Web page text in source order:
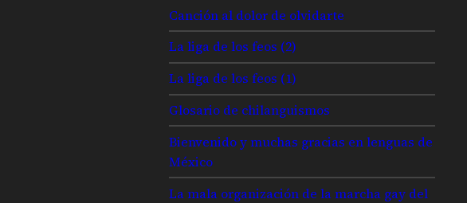
Canción al dolor de olvidarte
La liga de los feos (2)
La liga de los feos (1)
Glosario de chilanguismos
Bienvenido y muchas gracias en lenguas de
México
La mala organización de la marcha gay del